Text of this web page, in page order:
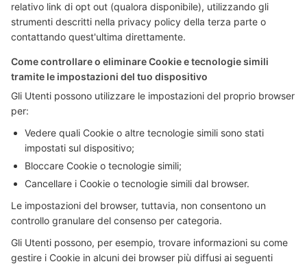
relativo link di opt out (qualora disponibile), utilizzando gli
strumenti descritti nella privacy policy della terza parte o
contattando quest'ultima direttamente.
Come controllare o eliminare Cookie e tecnologie simili
tramite le impostazioni del tuo dispositivo
Gli Utenti possono utilizzare le impostazioni del proprio browser
per:
Vedere quali Cookie o altre tecnologie simili sono stati
impostati sul dispositivo;
Bloccare Cookie o tecnologie simili;
Cancellare i Cookie o tecnologie simili dal browser.
Le impostazioni del browser, tuttavia, non consentono un
controllo granulare del consenso per categoria.
Gli Utenti possono, per esempio, trovare informazioni su come
gestire i Cookie in alcuni dei browser più diffusi ai seguenti